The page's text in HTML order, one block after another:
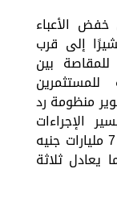
الأعباء
إلى قرب
للمقاصة بين
للمستثمرين
منظومة رد
الإجراءات
لصالح الممولين، موضحًا: «سددنا نحو 7 مليارات جنيه
يعادل ثلاثة